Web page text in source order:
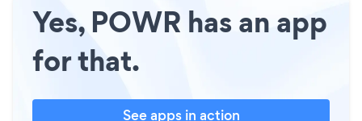
Yes, POWR has an app
for that.
See apps in action